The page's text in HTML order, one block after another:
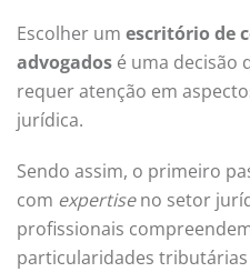
Escolher um escritório de
advogados é uma decisão
requer atenção em
jurídica.
Sendo assim, o primeiro
com expertiseno setor
profissionais
particularidades